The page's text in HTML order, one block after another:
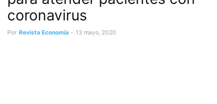
coronavirus
Por Revista Economía - 13 mayo, 2020